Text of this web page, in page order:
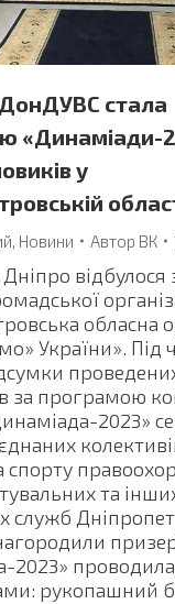
стала
«Динаміади-
у
, Новини Автор ВК
відбулося
обласна
України». Під
за програмою
2023»
спорту
та
служб
2023»
рукопашний